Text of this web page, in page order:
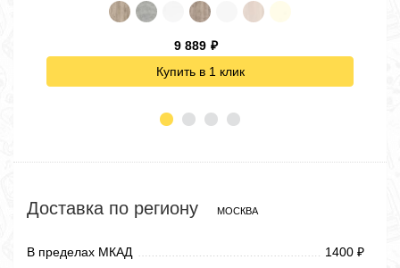
9 889 ₽
Купить в 1 клик
Доставка по региону МОСКВА
В пределах МКАД 1400 ₽